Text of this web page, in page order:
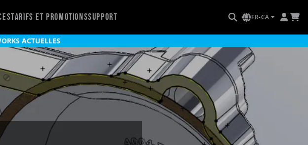
Tarifs et promotionsSupport FR-CA
ACTUELLES